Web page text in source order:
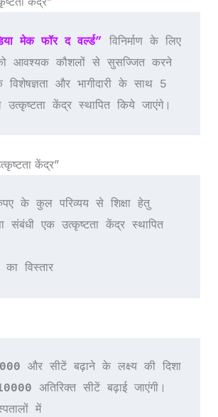
मेक फॉर द वर्ल्ड” विनिर्माण के लिए
आवश्यक कौशलों से सुसज्जित करने
विशेषज्ञता और भागीदारी के साथ 5
उत्कृष्टता केंद्र स्थापित किये जाएंगे।
केंद्र”
के कुल परिव्यय से शिक्षा हेतु
संबंधी एक उत्कृष्टता केंद्र स्थापित
का विस्तार
और सीटें बढ़ाने के लक्ष्य की दिशा
अतिरिक्त सीटें बढ़ाई जाएंगी।
में